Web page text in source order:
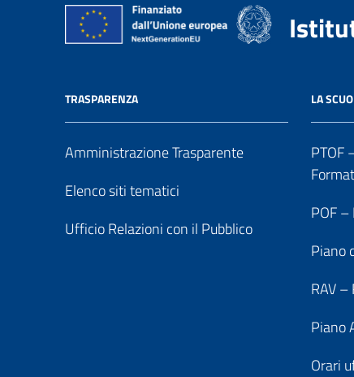
TRASPARENZA
Amministrazione Trasparente
Elenco siti tematici
Ufficio Relazioni con il Pubblico
LA
PTOF
POF
Piano
RAV
Piano
Orari